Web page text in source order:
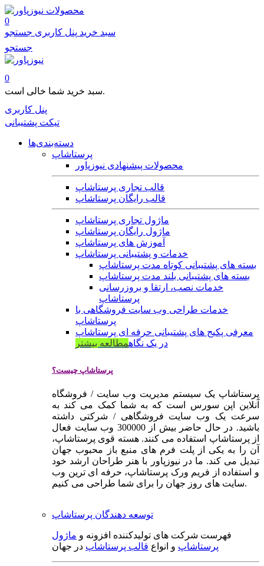
محصولات
0
سبد خرید پنل کاربری جستجو
جستجو
0
سبد خرید شما خالی است.
پنل کاربری
تیکت پشتیبانی
دسته‌بندی‌ها
پرستاشاپ
محصولات پیشنهادی نیوزپاور
قالب تجاری پرستاشاپ
قالب رایگان پرستاشاپ
ماژول تجاری پرستاشاپ
ماژول رایگان پرستاشاپ
آموزش های پرستاشاپ
خدمات و پشتیبانی پرستاشاپ
بسته های پشتیبانی کوتاه مدت پرستاشاپ
بسته های پشتیبانی بلند مدت پرستاشاپ
خدمات نصب، ارتقا و بروزرسانی
پرستاشاپ
خدمات طراحی وب سایت فروشگاهی با
پرستاشاپ
معرفی پکیج های پشتیبانی حرفه ای پرستاشاپ
در یک نگاهمطالعه بیشتر
پرستاشاپ چیست؟
پرستاشاپ یک سیستم مدیریت وب سایت / فروشگاه
آنلاین اپن سورس است که به شما کمک می کند به
سرعت یک وب سایت فروشگاهی / شرکتی داشته
باشید. در حال حاضر بیش از 300000 وب سایت فعال
از پرستاشاپ استفاده می کنند. هسته قوی پرستاشاپ،
آن را به یکی از پلت فرم های منبع باز محبوب جهان
تبدیل می کند. ما در نیوزپاور با هنر طراحان ارشد خود
و استفاده از فریم ورک پرستاشاپ، حرفه ای ترین وب
سایت های روز جهان را برای شما طراحی می کنیم.
توسعه دهندگان پرستاشاپ
فهرست شرکت های تولیدکننده افزونه و ماژول
پرستاشاپ و انواع قالب پرستاشاپ در جهان